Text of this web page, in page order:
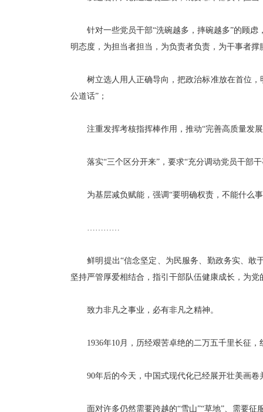
针对一些党员干部“洗碗越多，摔碗越多”的顾虑
明态度，为担当者担当，为负责者负责，为干事者撑
树立选人用人正确导向，把政治标准放在首位，
公道话”；
注重发挥考核指挥棒作用，推动“完善高质量发展
落实“三个区分开来”，要求“充分调动党员干部干
为基层减负赋能，强调“要明确权责，不能什么事
…………
鲜明提出“信念坚定、为民服务、勤政务实、敢于
坚持严管厚爱相结合，指引干部队伍健康成长，为
致力非凡之事业，必有非凡之精神。
1936年10月，历经艰苦卓绝的二万五千里长征，
90年后的今天，中国式现代化已经展开壮美画卷
面对许多仍然需要跨越的“雪山”“草地”、需要征